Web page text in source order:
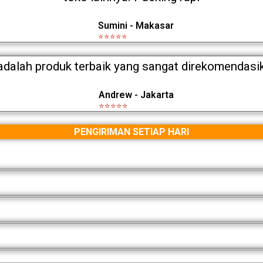
Sumini - Makasar
⭐⭐⭐⭐⭐
produk terbaik yang sangat
Andrew - Jakarta
⭐⭐⭐⭐⭐
PENGIRIMAN SETIAP HARI